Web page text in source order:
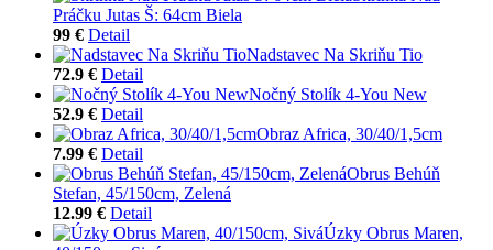
Práčku Jutas Š: 64cm Biela
99 € Detail
Nadstavec Na Skriňu Tio
72.9 € Detail
Nočný Stolík 4-You New
52.9 € Detail
Obraz Africa, 30/40/1,5cm
7.99 € Detail
Obrus Behúň
Stefan, 45/150cm, Zelená
12.99 € Detail
Úzky Obrus Maren,